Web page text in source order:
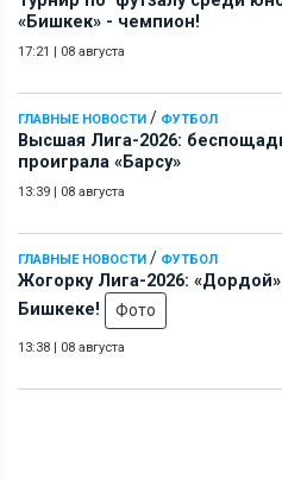
«Бишкек» - чемпион!
17:21 | 08 августа
ГЛАВНЫЕ НОВОСТИ / ФУТБОЛ
Высшая Лига-2026:
проиграла «Барсу»
13:39 | 08 августа
ГЛАВНЫЕ НОВОСТИ / ФУТБОЛ
Жогорку Лига-2026:
Бишкеке!
Фото
13:38 | 08 августа